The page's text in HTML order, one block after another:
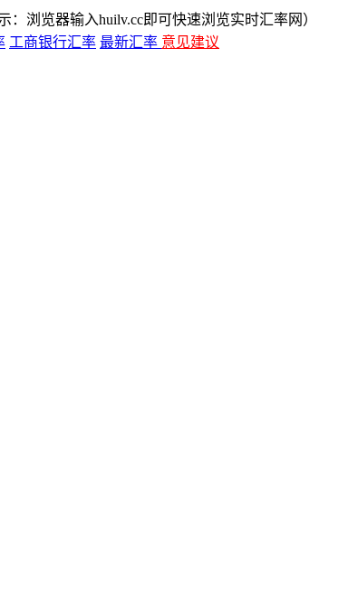
：浏览器输入huilv.cc即可快速浏览实时汇率网）
工商银行汇率 最新汇率 意见建议